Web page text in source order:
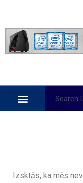
Izsktās, ka mēs